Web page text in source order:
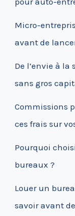
Micro-
avant de
De l’envie à
sans gros
Commissions
ces frais sur
Pourquoi
bureaux ?
Louer un
savoir avant